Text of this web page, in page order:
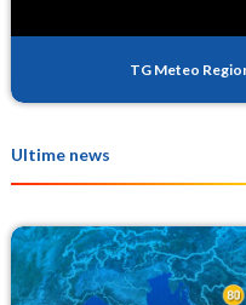
TG Meteo
Ultime news